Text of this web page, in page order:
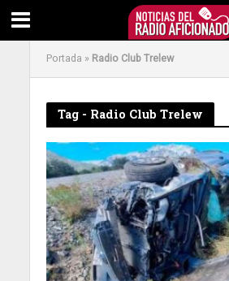
Portada » Radio Club Trelew
Tag - Radio Club Trelew